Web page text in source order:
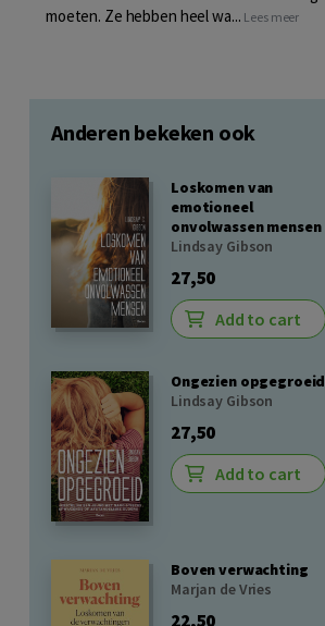
moeten. Ze hebben heel wa... Lees meer
Anderen bekeken ook
Loskomen van
emotioneel
onvolwassen mensen
Lindsay Gibson
27,50
Add to cart
Ongezien opgegroeid
Lindsay Gibson
27,50
Add to cart
Boven verwachting
Marjan de Vries
22,50